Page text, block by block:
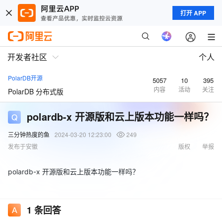
打开 APP
开发者社区 个人
PolarDB开源
PolarDB 分布式版
5057
内容
10
活动
395
关注
polardb-x 开源版和云上版本功能一样吗？
三分钟热度的鱼 2024-03-20 12:23:00
249
发布于安徽
举报
版权
polardb-x 开源版和云上版本功能一样吗？
1 条回答